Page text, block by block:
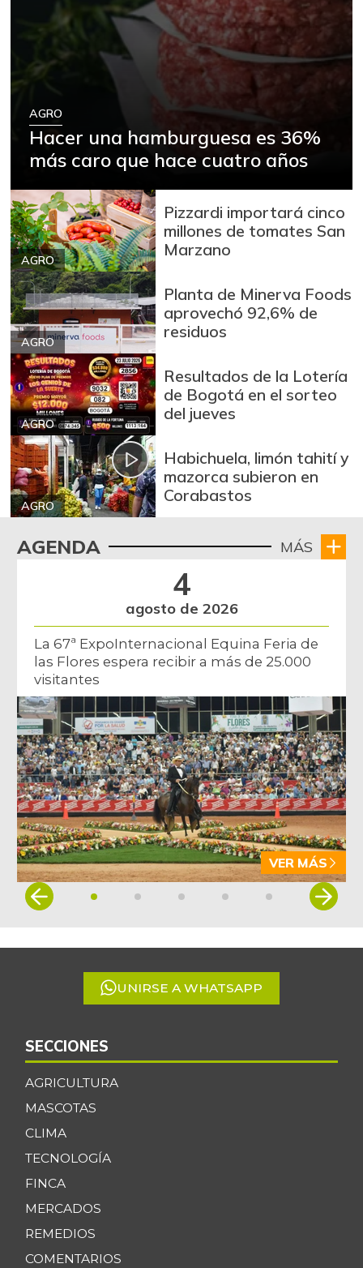
AGRO
Hacer una hamburguesa es 36%
más caro que hace cuatro años
AGRO
Pizzardi importará cinco
millones de tomates San
Marzano
AGRO
Planta de Minerva Foods
aprovechó 92,6% de
residuos
AGRO
Resultados de la Lotería
de Bogotá en el sorteo
del jueves
AGRO
Habichuela, limón tahití y
mazorca subieron en
Corabastos
AGENDA MÁS
4
agosto de 2026
La 67ª ExpoInternacional Equina Feria de
las Flores espera recibir a más de 25.000
visitantes
VER MÁS
Item
5
UNIRSE A WHATSAPP
SECCIONES
AGRICULTURA
MASCOTAS
CLIMA
TECNOLOGÍA
FINCA
MERCADOS
REMEDIOS
COMENTARIOS